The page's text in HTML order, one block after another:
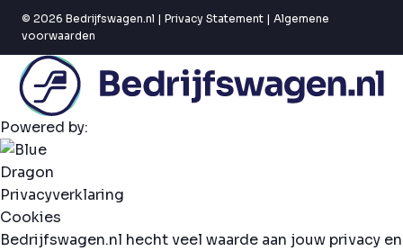
© 2026 Bedrijfswagen.nl | Privacy Statement | Algemene
voorwaarden
Powered by:
Privacyverklaring
Cookies
Bedrijfswagen.nl hecht veel waarde aan jouw privacy en